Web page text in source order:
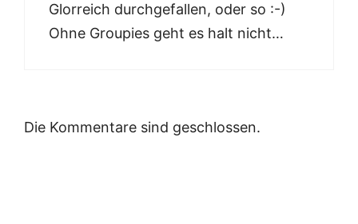
Glorreich durchgefallen, oder so :-)
Ohne Groupies geht es halt nicht…
Die Kommentare sind geschlossen.